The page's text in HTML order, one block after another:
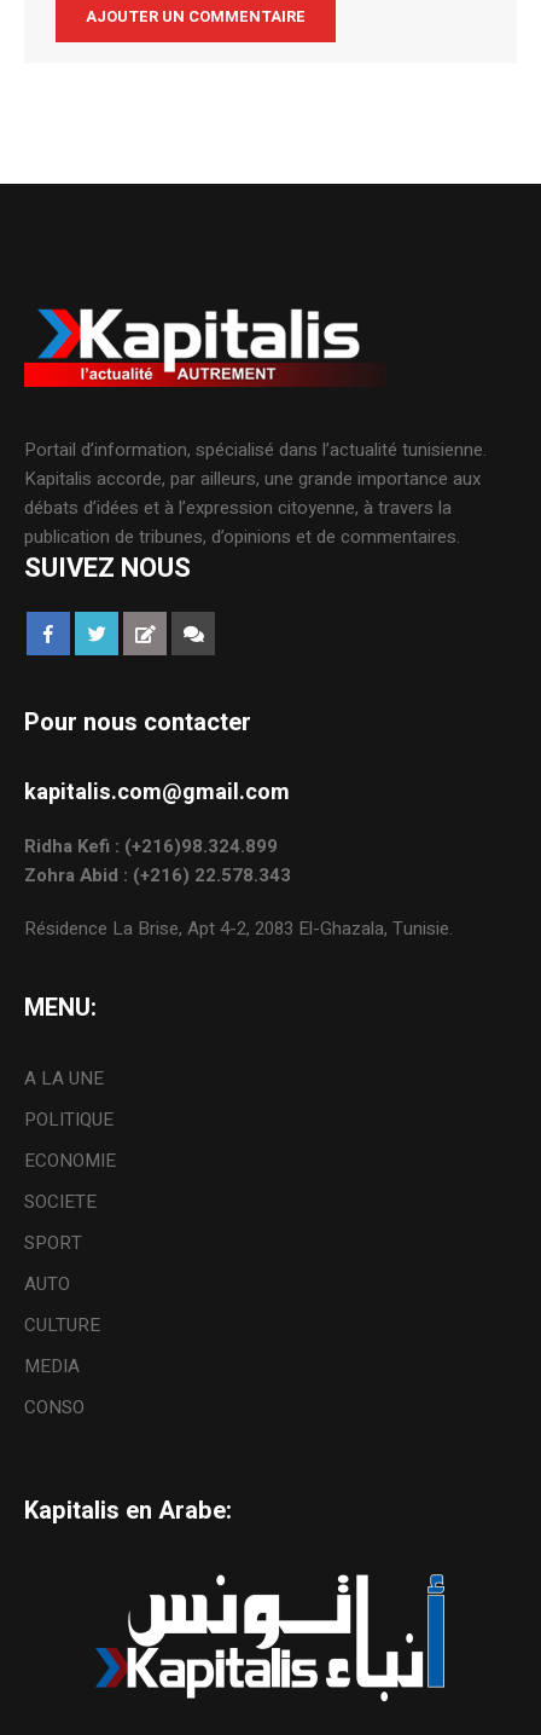
Portail d’information, spécialisé dans l’actualité tunisienne.
Kapitalis accorde, par ailleurs, une grande importance aux
débats d’idées et à l’expression citoyenne, à travers la
publication de tribunes, d’opinions et de commentaires.
SUIVEZ NOUS
Pour nous contacter
kapitalis.com@gmail.com
Ridha Kefi : (+216)98.324.899
Zohra Abid : (+216) 22.578.343
Résidence La Brise, Apt 4-2, 2083 El-Ghazala, Tunisie.
MENU:
A LA UNE
POLITIQUE
ECONOMIE
SOCIETE
SPORT
AUTO
CULTURE
MEDIA
CONSO
Kapitalis en Arabe: